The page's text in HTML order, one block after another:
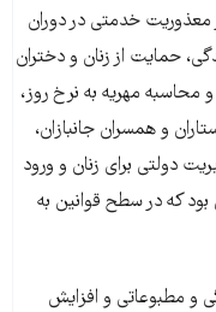
خدمتی در دوران
حمایت از زنان و دختران
مهریه به نرخ روز،
و همسران جانبازان،
دولتی برای زنان و ورود
بود که در سطح قوانین به
و مطبوعاتی و افزایش